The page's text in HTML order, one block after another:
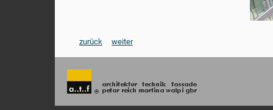
zurück weiter